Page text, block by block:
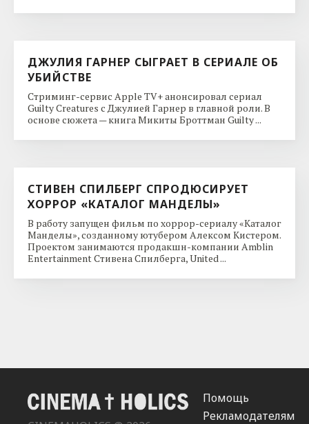
ДЖУЛИЯ ГАРНЕР СЫГРАЕТ В СЕРИАЛЕ ОБ
УБИЙСТВЕ
Стриминг-сервис Apple TV+ анонсировал сериал
Guilty Creatures с Джулией Гарнер в главной роли. В
основе сюжета — книга Микиты Броттман Guilty ...
СТИВЕН СПИЛБЕРГ СПРОДЮСИРУЕТ
ХОРРОР «КАТАЛОГ МАНДЕЛЫ»
В работу запущен фильм по хоррор-сериалу «Каталог
Манделы», созданному ютубером Алексом Кистером.
Проектом занимаются продакшн-компании Amblin
Entertainment Стивена Спилберга, United ...
Помощь
Рекламодателям